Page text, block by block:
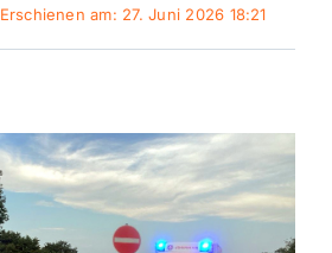
Erschienen am: 27. Juni 2026 18:21